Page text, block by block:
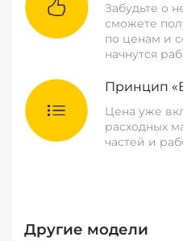
Забудьте о
сможете
по ценам и
начнутся
Принцип
Цена уже
расходных
частей и
Другие модели